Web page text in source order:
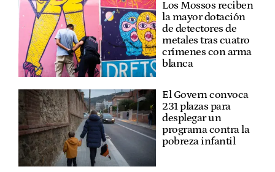
Los Mossos reciben
la mayor dotación
de detectores de
metales tras cuatro
crímenes con arma
blanca
El Govern convoca
231 plazas para
desplegar un
programa contra la
pobreza infantil